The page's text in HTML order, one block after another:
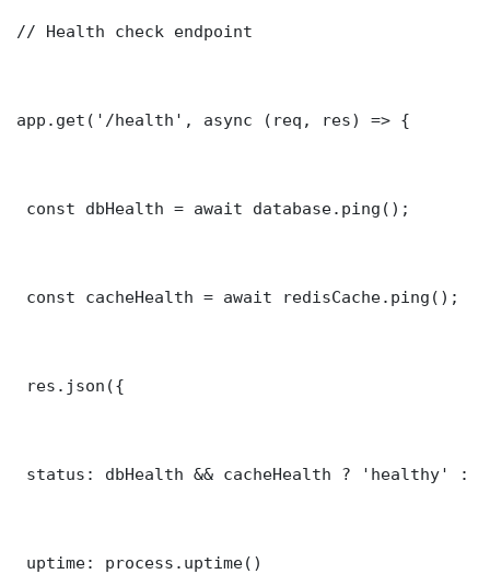
// Health check endpoint
app.get('/health', async (req, res) => {
const dbHealth = await database.ping();
const cacheHealth = await redisCache.ping();
res.json({
status: dbHealth && cacheHealth ? 'healthy' :
uptime: process.uptime()